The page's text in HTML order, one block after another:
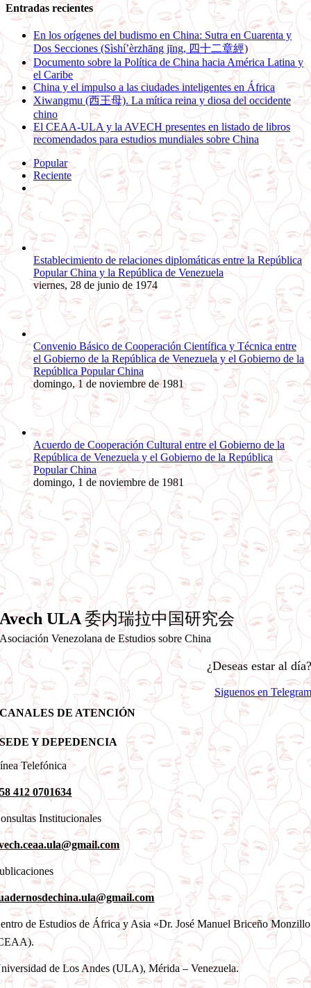
Entradas recientes
En los orígenes del budismo en China: Sutra en Cuarenta y
Dos Secciones (Sìshí’èrzhāng jīng, 四十二章經)
Documento sobre la Política de China hacia América Latina y
el Caribe
China y el impulso a las ciudades inteligentes en África
Xiwangmu (西王母). La mítica reina y diosa del occidente
chino
El CEAA-ULA y la AVECH presentes en listado de libros
recomendados para estudios mundiales sobre China
Popular
Reciente
Comentarios
Establecimiento de relaciones diplomáticas entre la República
Popular China y la República de Venezuela
viernes, 28 de junio de 1974
Convenio Básico de Cooperación Científica y Técnica entre
el Gobierno de la República de Venezuela y el Gobierno de la
República Popular China
domingo, 1 de noviembre de 1981
Acuerdo de Cooperación Cultural entre el Gobierno de la
República de Venezuela y el Gobierno de la República
Popular China
domingo, 1 de noviembre de 1981
Avech ULA委内瑞拉中国研究会
Asociación Venezolana de Estudios sobre China
¿Deseas estar al día?
Siguenos en Telegram
CANALES DE ATENCIÓN
SEDE Y DEPEDENCIA
Telefónica
412 0701634
Institucionales
de Estudios de África y Asia «Dr. José Manuel Briceño
de Los Andes (ULA), Mérida – Venezuela.